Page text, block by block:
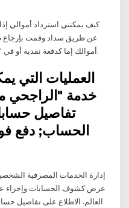
كيف يمكنني استرداد أموالي
عن طريق سداد وقمت بإرجاع
أموالك إما كدفعة نقدية أو في "رصيدي" في حسابك أو كمذكرة ائتمان.
العمليات التي
خدمة "الراجحي
تفاصيل
الحساب; دفع
إدارة الخدمات المصرفية
عرض كشوف الحسابات وإجراء
العالم. الاطلاع على تفاصيل